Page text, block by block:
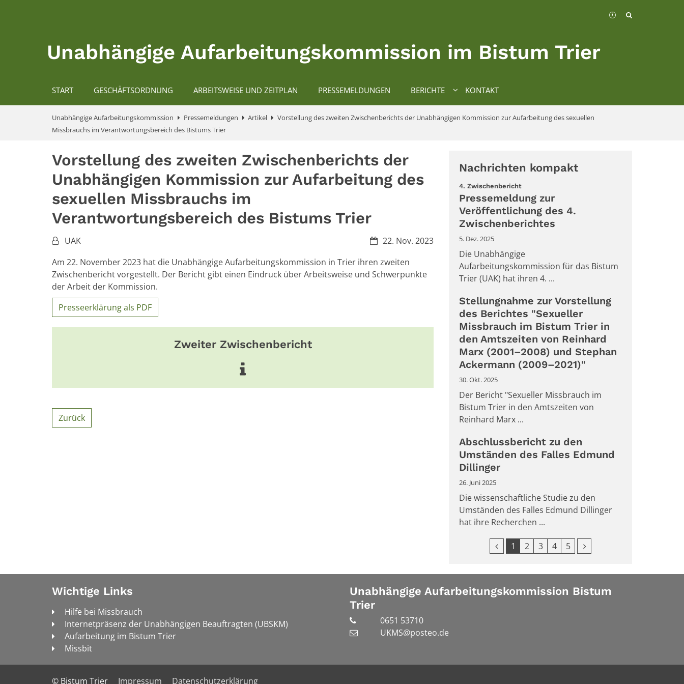
Unabhängige Aufarbeitungskommission im Bistum Trier
START GESCHÄFTSORDNUNG ARBEITSWEISE UND ZEITPLAN PRESSEMELDUNGEN BERICHTE KONTAKT
Unabhängige Aufarbeitungskommission Pressemeldungen Artikel
Vorstellung des zweiten Zwischenberichts der Unabhängigen Kommission zur Aufarbeitung des sexuellen
Missbrauchs im Verantwortungsbereich des Bistums Trier
Vorstellung des zweiten Zwischenberichts der
Unabhängigen Kommission zur Aufarbeitung des
sexuellen Missbrauchs im
Verantwortungsbereich des Bistums Trier
Datum:
22. Nov. 2023
Von:UAK
Am 22. November 2023 hat die Unabhängige Aufarbeitungskommission in Trier ihren zweiten
Zwischenbericht vorgestellt. Der Bericht gibt einen Eindruck über Arbeitsweise und Schwerpunkte
der Arbeit der Kommission.
Presseerklärung als PDF
Zweiter Zwischenbericht
Zurück
Nachrichten kompakt
4. Zwischenbericht:
Pressemeldung zur
Veröffentlichung des 4.
Zwischenberichtes
5. Dez. 2025
Die Unabhängige
Aufarbeitungskommission für das Bistum
Trier (UAK) hat ihren 4. ...
Stellungnahme zur Vorstellung
des Berichtes "Sexueller
Missbrauch im Bistum Trier in
den Amtszeiten von Reinhard
Marx (2001–2008) und Stephan
Ackermann (2009–2021)"
30. Okt. 2025
Der Bericht "Sexueller Missbrauch im
Bistum Trier in den Amtszeiten von
Reinhard Marx ...
Abschlussbericht zu den
Umständen des Falles Edmund
Dillinger
26. Juni 2025
Die wissenschaftliche Studie zu den
Umständen des Falles Edmund Dillinger
hat ihre Recherchen ...
Vorherige Seite
1 2 3 4 5 Nächste Seite
Wichtige Links
Hilfe bei Missbrauch
Internetpräsenz der Unabhängigen Beauftragten (UBSKM)
Aufarbeitung im Bistum Trier
Missbit
Unabhängige Aufarbeitungskommission Bistum
Trier
0651 53710
UKMS@posteo.de
© Bistum Trier Impressum Datenschutzerklärung